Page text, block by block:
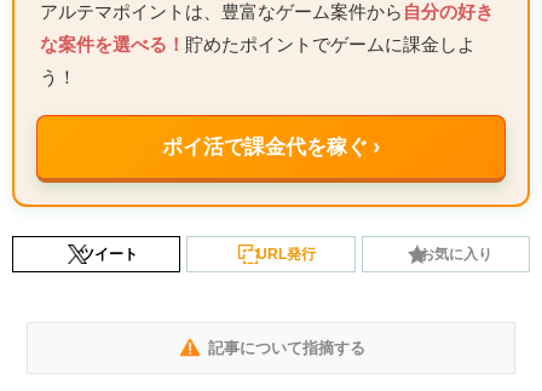
アルテマポイントは、豊富なゲーム案件から 自分の好き
な案件を選べる！ 貯めたポイントでゲームに課金しよ
う！
ポイ活で課金代を稼ぐ ›
ツイート URL発行 お気に入り
記事について指摘する